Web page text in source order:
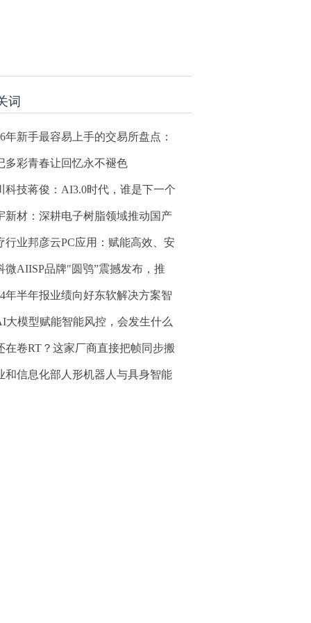
词
年新手最容易上手的交易所盘点：
多彩青春让回忆永不褪色
科技蒋俊：AI3.0时代，谁是下一个
新材：深耕电子树脂领域推动国产
行业邦彦云PC应用：赋能高效、安
微AIISP品牌"圆鸮”震撼发布，推
年半年报业绩向好东软解决方案智
大模型赋能智能风控，会发生什么
在卷RT？这家厂商直接把帧同步搬
和信息化部人形机器人与具身智能